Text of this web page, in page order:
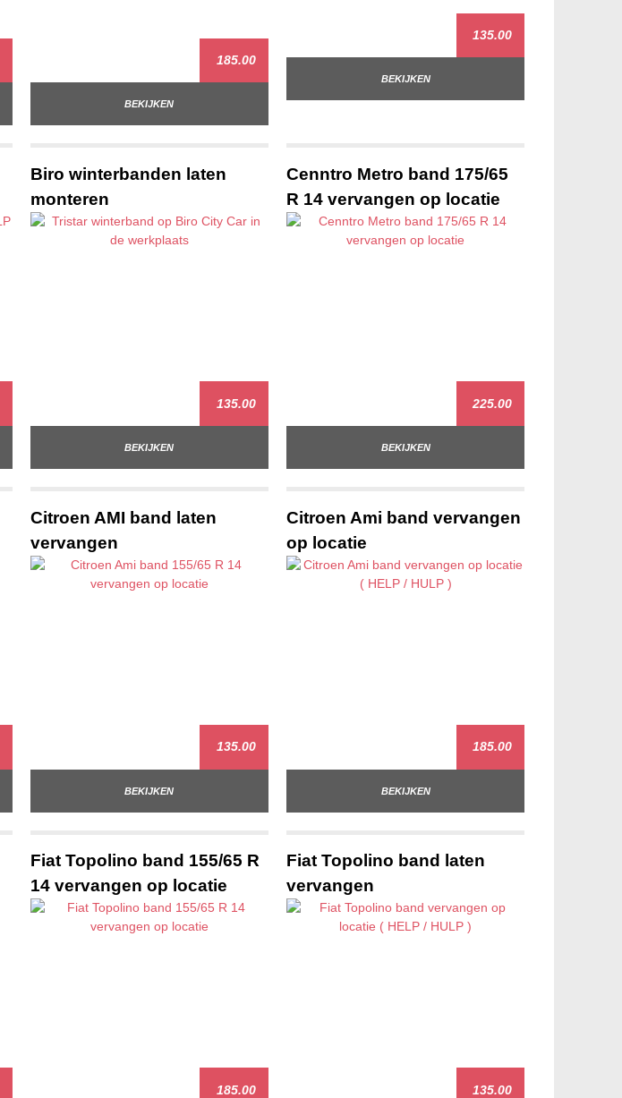
185.00
BEKIJKEN
135.00
BEKIJKEN
Biro winterbanden laten
monteren
135.00
BEKIJKEN
Cenntro Metro band 175/65
R 14 vervangen op locatie
225.00
BEKIJKEN
Citroen AMI band laten
vervangen
135.00
BEKIJKEN
Citroen Ami band vervangen
op locatie
185.00
BEKIJKEN
Fiat Topolino band 155/65 R
14 vervangen op locatie
185.00
Fiat Topolino band laten
vervangen
135.00